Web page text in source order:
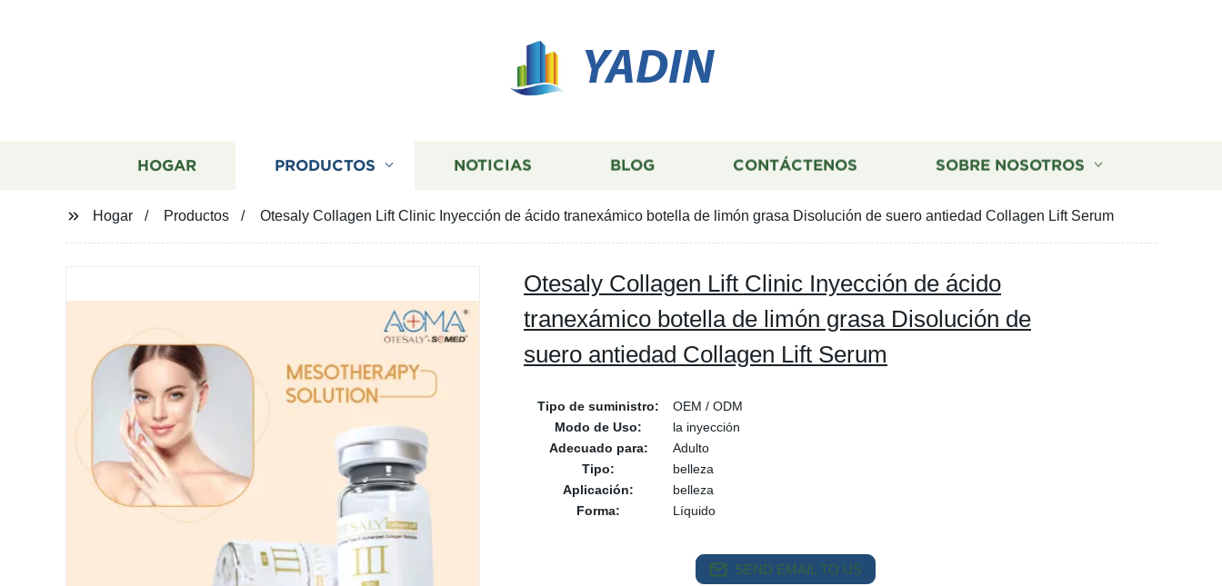
YADIN
HOGAR PRODUCTOS NOTICIAS BLOG CONTÁCTENOS SOBRE NOSOTROS
Hogar Productos Otesaly Collagen Lift Clinic Inyección de ácido tranexámico botella de limón grasa Disolución de suero antiedad Collagen Lift Serum
Otesaly Collagen Lift Clinic Inyección de ácido
tranexámico botella de limón grasa Disolución de
suero antiedad Collagen Lift Serum
Tipo de suministro:
OEM / ODM
Modo de Uso:
la inyección
Adecuado para:
Adulto
Tipo:
belleza
Aplicación:
belleza
Forma:
Líquido
SEND EMAIL TO US